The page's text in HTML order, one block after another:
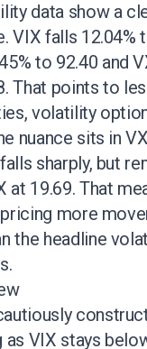
data show a
VIX falls 12.04%
to 92.40 and
That points to
volatility
nuance sits in
sharply, but
at 19.69. That
more
the headline
as VIX stays